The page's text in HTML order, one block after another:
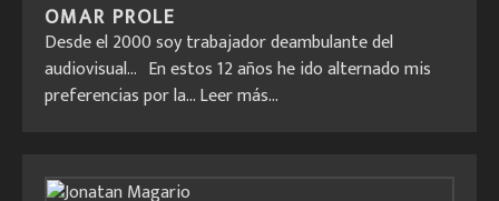
OMAR PROLE
Desde el 2000 soy trabajador deambulante del
audiovisual... En estos 12 años he ido alternado mis
preferencias por la...Leer más...